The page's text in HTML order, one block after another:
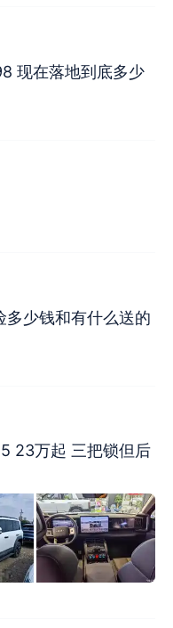
现在落地到底多少
少钱和有什么送的
23万起 三把锁但后